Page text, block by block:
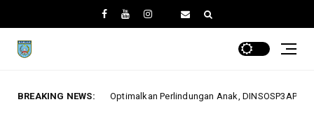
BREAKING NEWS:
Anak, DINSOSP3AP2KB Gelar Monev PATBM di Kecamatan